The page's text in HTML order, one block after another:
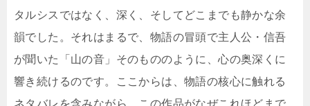
タルシスではなく、深く、そしてどこまでも静かな余
韻でした。それはまるで、物語の冒頭で主人公・信吾
が聞いた「山の音」そのもののように、心の奥深くに
響き続けるのです。ここからは、物語の核心に触れる